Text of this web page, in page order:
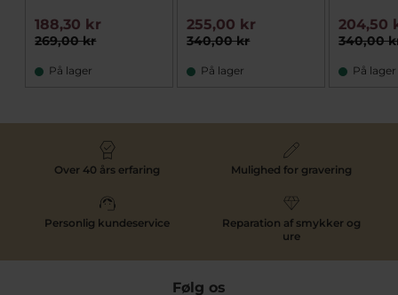
269,00 kr
188,30 kr
På lager
340,00 kr
255,00 kr
På lager
340,00
204,50
På lager
Over 40 års erfaring Mulighed for gravering
Personlig kundeservice
Reparation af smykker og
ure
Følg os